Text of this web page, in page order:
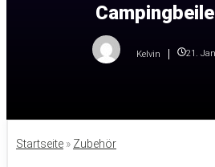
Kelvin 21.
Startseite » Zubehör